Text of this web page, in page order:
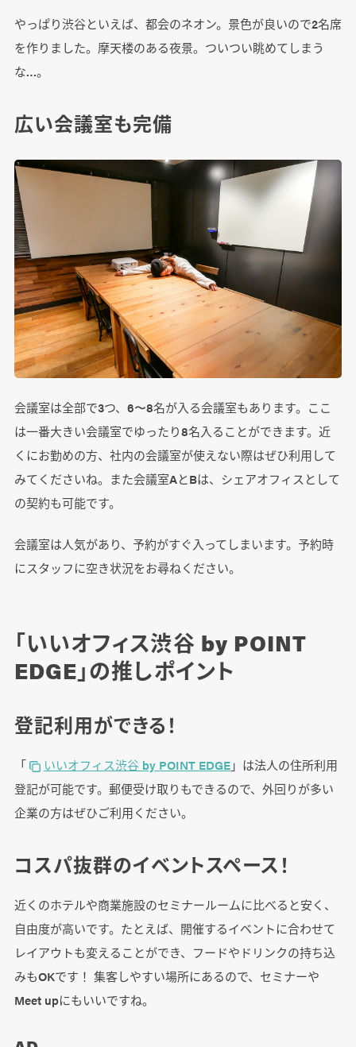
やっぱり渋谷といえば、都会のネオン。景色が良いので2名席
を作りました。摩天楼のある夜景。ついつい眺めてしまう
な…。
広い会議室も完備
会議室は全部で3つ、6〜8名が入る会議室もあります。ここ
は一番大きい会議室でゆったり8名入ることができます。近
くにお勤めの方、社内の会議室が使えない際はぜひ利用して
みてくださいね。また会議室AとBは、シェアオフィスとして
の契約も可能です。
会議室は人気があり、予約がすぐ入ってしまいます。予約時
にスタッフに空き状況をお尋ねください。
「いいオフィス渋谷 by POINT
EDGE」の推しポイント
登記利用ができる！
「 いいオフィス渋谷 by POINT EDGE」は法人の住所利用
登記が可能です。郵便受け取りもできるので、外回りが多い
企業の方はぜひご利用ください。
コスパ抜群のイベントスペース！
近くのホテルや商業施設のセミナールームに比べると安く、
自由度が高いです。たとえば、開催するイベントに合わせて
レイアウトも変えることができ、フードやドリンクの持ち込
みもOKです！ 集客しやすい場所にあるので、セミナーや
Meet upにもいいですね。